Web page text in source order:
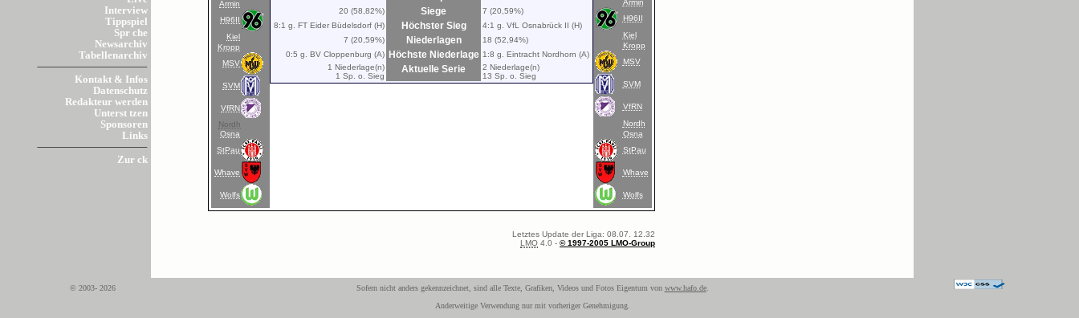
Interview
Tippspiel
Spr che
Newsarchiv
Tabellenarchiv
Kontakt & Infos
Datenschutz
Redakteur werden
Unterst tzen
Sponsoren
Links
Zur ck
Armin
H96II
Kiel
Kropp
MSV
SVM
VfRN
Nordh
Osna
StPau
Whave
Wolfs
20 (58,82%)
Siege
7 (20,59%)
8:1 g. FT Eider Büdelsdorf (H)
Höchster Sieg
4:1 g. VfL Osnabrück II (H)
7 (20,59%)
Niederlagen
18 (52,94%)
0:5 g. BV Cloppenburg (A) Höchste Niederlage 1:8 g. Eintracht Nordhorn (A)
1 Niederlage(n)
1 Sp. o. Sieg
Aktuelle Serie
2 Niederlage(n)
13 Sp. o. Sieg
H96II
Kiel
Kropp
MSV
SVM
VfRN
Nordh
Osna
StPau
Whave
Wolfs
Letztes Update der Liga: 08.07. 12.32
LMO 4.0 - © 1997-2005 LMO-Group
© 2003- 2026 Sofern nicht anders gekennzeichnet, sind alle Texte, Grafiken, Videos und Fotos Eigentum von www.hafo.de.
Anderweitige Verwendung nur mit vorheriger Genehmigung.